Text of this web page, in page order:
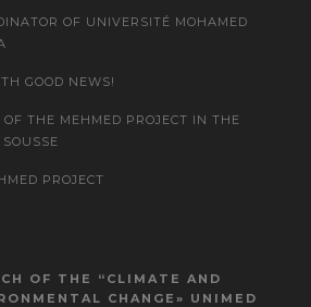
OF UNIVERSITÉ MOHAMED
GOOD NEWS!
THE MEHMED PROJECT IN THE
PROJECT
OF THE “CLIMATE AND
CHANGE» UNIMED